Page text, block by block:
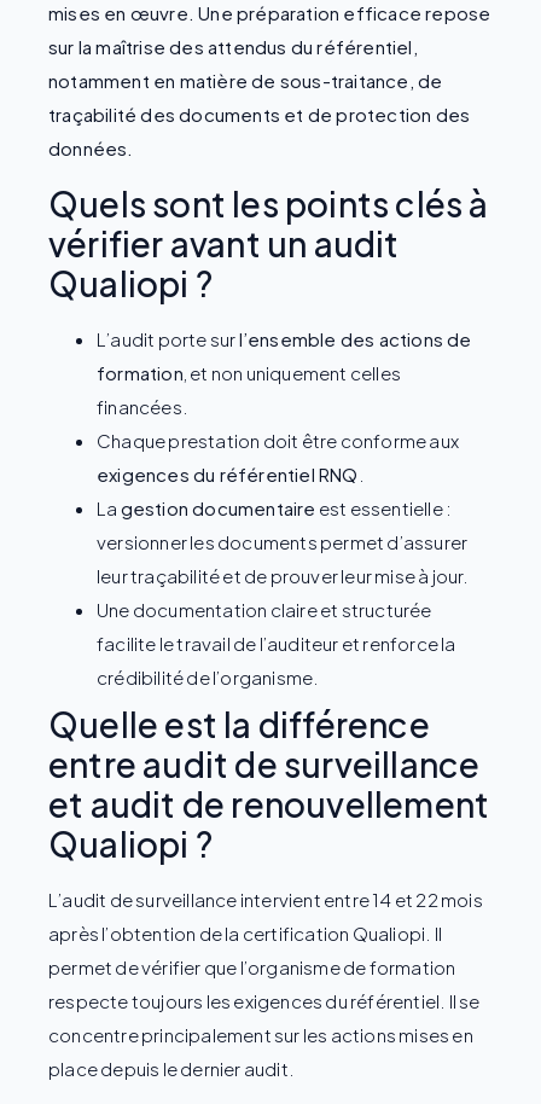
mises en œuvre. Une préparation efficace repose
sur la maîtrise des attendus du référentiel,
notamment en matière de sous-traitance, de
traçabilité des documents et de protection des
données.
Quels sont les points clés à
vérifier avant un audit
Qualiopi ?
L’audit porte surl’ensemble des actions de
formation , et non uniquement celles
financées.
Chaque prestation doit être conforme aux
exigences du référentiel RNQ
La gestion documentaire est essentielle :
versionner les documents permet d’assurer
leur traçabilité et de prouver leur mise à jour.
Une documentation claire et structurée
facilite le travail de l’auditeur et renforce la
crédibilité de l’organisme.
Quelle est la différence
entre audit de surveillance
et audit de renouvellement
Qualiopi ?
L’audit de surveillance intervient entre 14 et 22 mois
après l’obtention de la certification Qualiopi. Il
permet de vérifier que l’organisme de formation
respecte toujours les exigences du référentiel. Il se
concentre principalement sur les actions mises en
place depuis le dernier audit.